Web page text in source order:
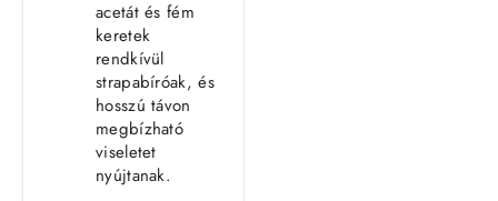
acetát és fém
keretek
rendkívül
strapabíróak, és
hosszú távon
megbízható
viseletet
nyújtanak.